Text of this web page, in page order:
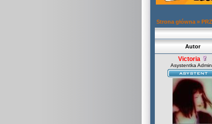
Strona główna »
Autor
Victoria
Asystentka